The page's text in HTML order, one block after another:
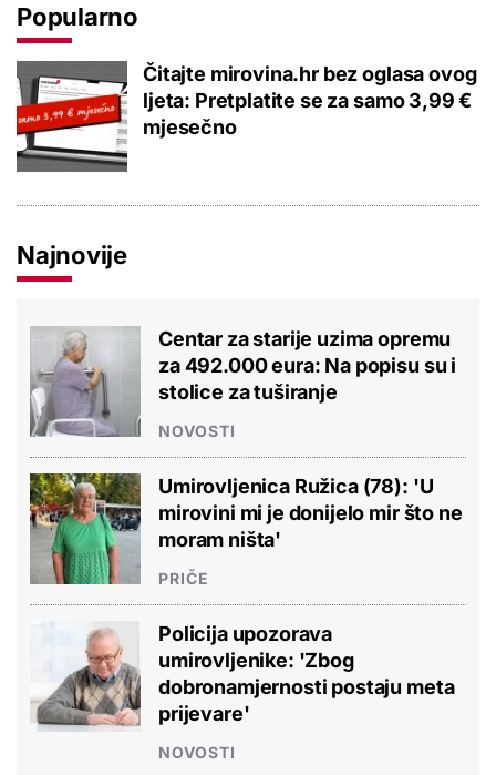
Popularno
Čitajte mirovina.hr bez oglasa ovog
ljeta: Pretplatite se za samo 3,99 €
mjesečno
Najnovije
Centar za starije uzima opremu
za 492.000 eura: Na popisu su i
stolice za tuširanje
NOVOSTI
Umirovljenica Ružica (78): 'U
mirovini mi je donijelo mir što ne
moram ništa'
PRIČE
Policija upozorava
umirovljenike: 'Zbog
dobronamjernosti postaju meta
prijevare'
NOVOSTI